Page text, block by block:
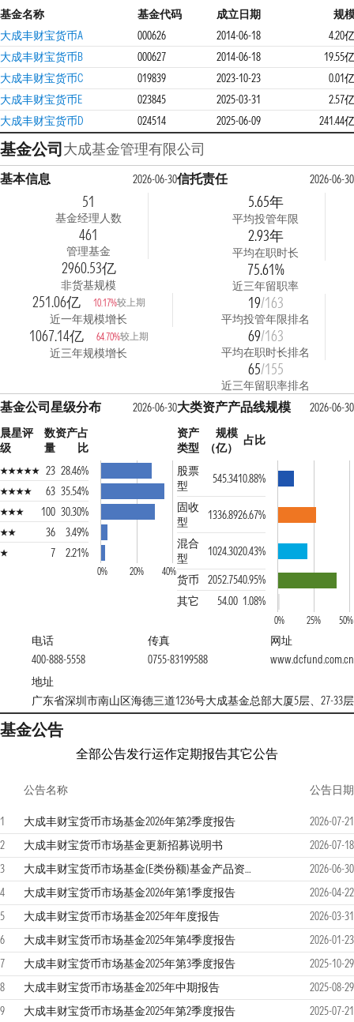
基金名称 基金代码 成立日期
规
大成丰财宝货币A
000626 2014-06-18
4.20
大成丰财宝货币B
000627 2014-06-18
19.55
大成丰财宝货币C
019839 2023-10-23
0.01
大成丰财宝货币E
023845 2025-03-31
2.57
大成丰财宝货币D
024514 2025-06-09 241.44
基金公司大成基金管理有限公司
基本信息 2026-06-30
51
基金经理人数
461
管理基金
2960.53亿
非货基规模
251.06亿 10.17%较上期
近一年规模增长
1067.14亿 64.70%较上期
近三年规模增长
信托责任 2026-06-30
5.65年
平均投管年限
2.93年
平均在职时长
75.61%
近三年留职率
19/163
平均投管年限排名
69/163
平均在职时长排名
65/155
近三年留职率排名
基金公司星级分布
2026-06-30
晨星评
级
数
量
资产占
比
23 28.46%
63 35.54%
100 30.30%
36
3.49%
7
2.21%
0% 20% 40%
大类资产产品线规模
2026-06-30
资产
类型
规模
（亿）
占比
股票
型
545.3410.88%
固收
型
1336.8926.67%
混合
型
1024.3020.43%
货币
2052.7540.95%
其它
54.00 1.08%
0% 25% 50%
电话
400-888-5558
传真
0755-83199588
网址
www.dcfund.com.cn
地址
广东省深圳市南山区海德三道1236号大成基金总部大厦5层、27-33层
基金公告
全部公告发行运作定期报告其它公告
公告名称 公告日期
1 大成丰财宝货币市场基金2026年第2季度报告
2026-07-21
2
大成丰财宝货币市场基金更新招募说明书
2026-07-18
3
大成丰财宝货币市场基金(E类份额)基金产品资料概要更新
2026-06-30
4
大成丰财宝货币市场基金2026年第1季度报告
2026-04-22
5
大成丰财宝货币市场基金2025年年度报告
2026-03-31
6
大成丰财宝货币市场基金2025年第4季度报告
2026-01-23
7
大成丰财宝货币市场基金2025年第3季度报告
2025-10-29
8
大成丰财宝货币市场基金2025年中期报告
2025-08-29
9
大成丰财宝货币市场基金2025年第2季度报告 2025-07-21